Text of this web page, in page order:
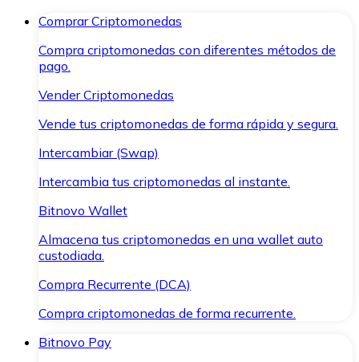
Comprar Criptomonedas
Compra criptomonedas con diferentes métodos de
pago.
Vender Criptomonedas
Vende tus criptomonedas de forma rápida y segura.
Intercambiar (Swap)
Intercambia tus criptomonedas al instante.
Bitnovo Wallet
Almacena tus criptomonedas en una wallet auto
custodiada.
Compra Recurrente (DCA)
Compra criptomonedas de forma recurrente.
Bitnovo Pay